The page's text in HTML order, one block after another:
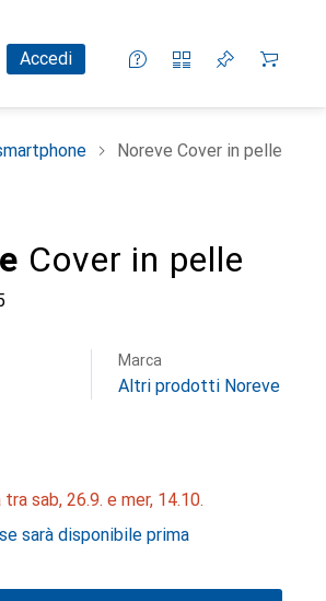
Accedi
desideri
Noreve Cover in pelle
Cover in pelle
Marca
Altri prodotti Noreve
tra sab, 26.9. e mer, 14.10.
sarà disponibile prima